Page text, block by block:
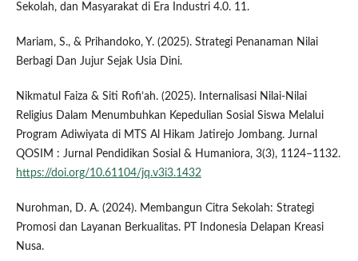
Sekolah, dan Masyarakat di Era Industri 4.0. 11.
Mariam, S., & Prihandoko, Y. (2025). Strategi Penanaman Nilai
Berbagi Dan Jujur Sejak Usia Dini.
Nikmatul Faiza & Siti Rofi’ah. (2025). Internalisasi Nilai-Nilai
Religius Dalam Menumbuhkan Kepedulian Sosial Siswa Melalui
Program Adiwiyata di MTS Al Hikam Jatirejo Jombang. Jurnal
QOSIM : Jurnal Pendidikan Sosial & Humaniora, 3(3), 1124–1132.
https://doi.org/10.61104/jq.v3i3.1432
Nurohman, D. A. (2024). Membangun Citra Sekolah: Strategi
Promosi dan Layanan Berkualitas. PT Indonesia Delapan Kreasi
Nusa.